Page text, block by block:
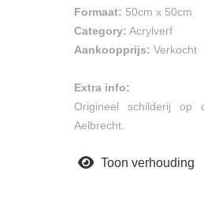
Formaat: 50cm x 50cm
Category: Acrylverf
Aankoopprijs: Verkocht
Extra info:
Origineel schilderij op
Aelbrecht.
Toon verhouding